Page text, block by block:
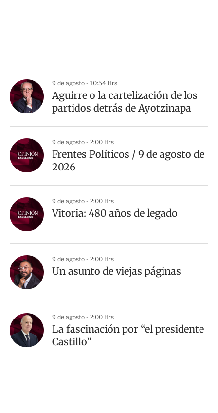
9 de agosto - 10:54 Hrs
Aguirre o la cartelización de los
partidos detrás de Ayotzinapa
9 de agosto - 2:00 Hrs
Frentes Políticos / 9 de agosto de
2026
9 de agosto - 2:00 Hrs
Vitoria: 480 años de legado
9 de agosto - 2:00 Hrs
Un asunto de viejas páginas
9 de agosto - 2:00 Hrs
La fascinación por “el presidente
Castillo”